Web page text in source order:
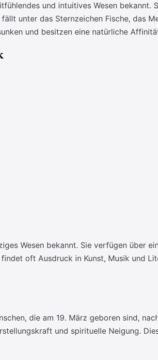
und intuitives Wesen
unter das Sternzeichen Fische, das
und besitzen eine natürliche
Wesen bekannt. Sie verfügen über
oft Ausdruck in Kunst, Musik und
die am 19. März geboren sind,
und spirituelle Neigung.